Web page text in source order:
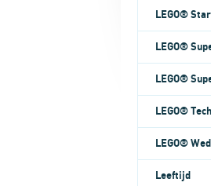
LEGO®
LEGO®
LEGO®
LEGO®
LEGO®
Leeftijd